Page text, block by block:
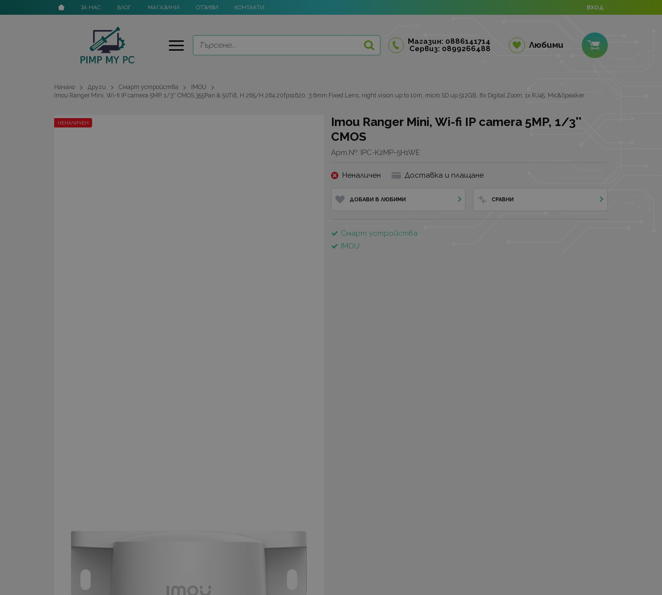
ЗА НАС БЛОГ МАГАЗИНИ ОТЗИВИ КОНТАКТИ ВХОД
Магазин: 0886141714
Сервиз: 0899266488
Любими
Начало Други Смарт устройства
IMOU
Imou Ranger Mini, Wi-fi IP camera 5MP, 1/3'' CMOS,355Pan & 50Tilt, H.265/H.264,20fps1620, 3.6mm Fixed Lens, night vision up to 10m, micro SD up 512GB, 8x Digital Zoom, 1x RJ45, Mic&Speaker
Imou Ranger Mini, Wi-fi IP camera 5MP, 1/3''
CMOS
Арт.№: IPC-K2MP-5H1WE
НЕНАЛИЧЕН
Неналичен Доставка и плащане
ДОБАВИ В ЛЮБИМИ СРАВНИ
Смарт устройства
IMOU